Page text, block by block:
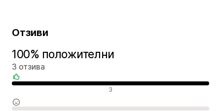
Отзиви
100% положителни
3 отзива
3